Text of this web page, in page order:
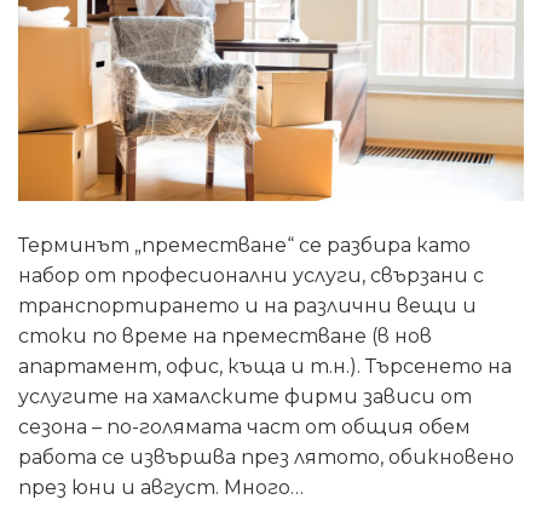
Терминът „преместване“ се разбира като
набор от професионални услуги, свързани с
транспортирането и на различни вещи и
стоки по време на преместване (в нов
апартамент, офис, къща и т.н.). Търсенето на
услугите на хамалските фирми зависи от
сезона – по-голямата част от общия обем
работа се извършва през лятото, обикновено
през юни и август. Много…